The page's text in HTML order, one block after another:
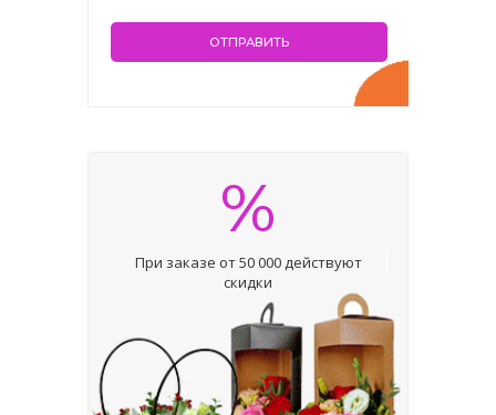
%
При заказе от 50 000 действуют
скидки